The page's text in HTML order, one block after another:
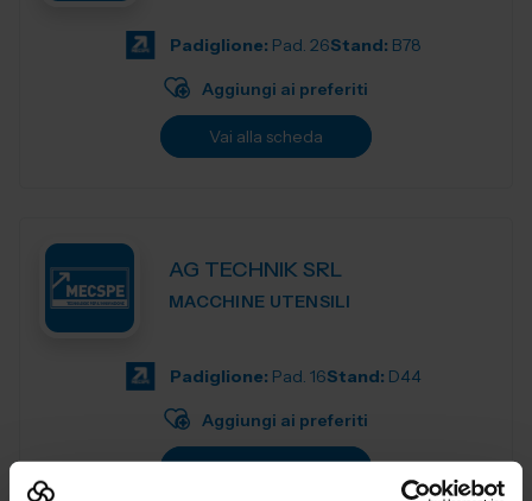
Padiglione: Pad. 26Stand: B78
Aggiungi ai preferiti
Vai alla scheda
AG TECHNIK SRL
MACCHINE UTENSILI
Padiglione: Pad. 16Stand: D44
Aggiungi ai preferiti
Vai alla scheda